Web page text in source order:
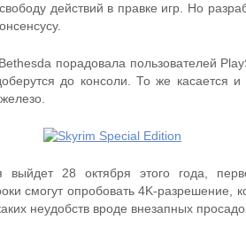
действий в правке игр. Но
порадовала пользователей
до консоли. То же касается
выйдет 28 октября этого года,
смогут опробовать 4K-разрешение,
неудобств вроде внезапных